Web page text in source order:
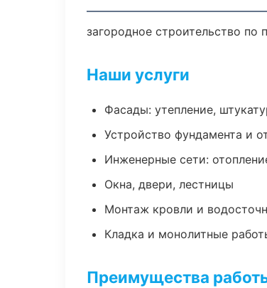
загородное строительство
Наши услуги
Фасады: утепление,
Устройство фундамента и
Инженерные сети:
Окна, двери, лестницы
Монтаж кровли и
Кладка и монолитные
Преимущества